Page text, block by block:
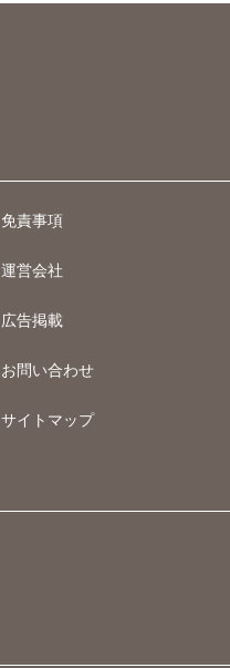
免責事項
運営会社
広告掲載
お問い合わせ
サイトマップ